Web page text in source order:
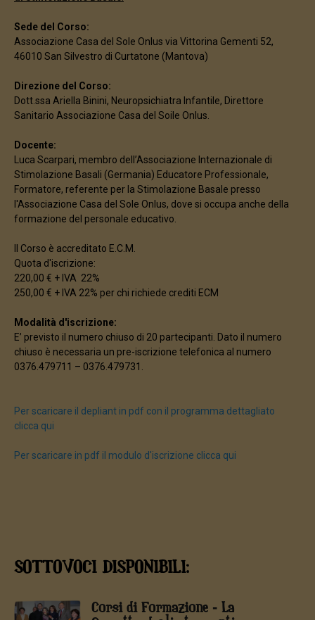
Sede del Corso:
Associazione Casa del Sole Onlus via Vittorina Gementi 52,
46010 San Silvestro di Curtatone (Mantova)
Direzione del Corso:
Dott.ssa Ariella Binini, Neuropsichiatra Infantile, Direttore
Sanitario Associazione Casa del Soile Onlus.
Docente:
Luca Scarpari, membro dell’Associazione Internazionale di
Stimolazione Basali (Germania) Educatore Professionale,
Formatore, referente per la Stimolazione Basale presso
l'Associazione Casa del Sole Onlus, dove si occupa anche della
formazione del personale educativo.
Il Corso è accreditato E.C.M.
Quota d'iscrizione:
220,00 € + IVA 22%
250,00 € + IVA 22% per chi richiede crediti ECM
Modalità d'iscrizione:
E’ previsto il numero chiuso di 20 partecipanti. Dato il numero
chiuso è necessaria un pre-iscrizione telefonica al numero
0376.479711 – 0376.479731.
Per scaricare il depliant in pdf con il programma dettagliato
clicca qui
Per scaricare in pdf il modulo d'iscrizione clicca qui
SOTTOVOCI DISPONIBILI:
Corsi di Formazione - La